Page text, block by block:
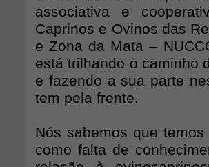
associativa e
Caprinos e Ovinos das
e Zona da Mata –
está trilhando o caminho
e fazendo a sua parte
tem pela frente.
Nós sabemos que
como falta de